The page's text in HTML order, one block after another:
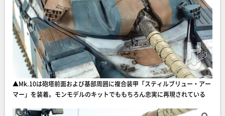
▲Mk.10は砲塔前面および基部周囲に複合装甲「スティルブリュー・アー
マー」を装着。モンモデルのキットでももちろん忠実に再現されている